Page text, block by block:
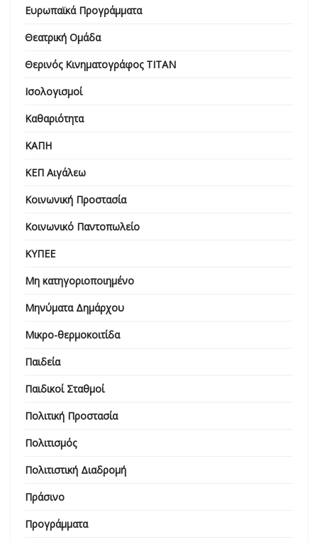
Ευρωπαϊκά Προγράμματα
Θεατρική Ομάδα
Θερινός Κινηματογράφος ΤΙΤΑΝ
Ισολογισμοί
Καθαριότητα
ΚΑΠΗ
ΚΕΠ Αιγάλεω
Κοινωνική Προστασία
Κοινωνικό Παντοπωλείο
ΚΥΠΕΕ
Μη κατηγοριοποιημένο
Μηνύματα Δημάρχου
Μικρο-θερμοκοιτίδα
Παιδεία
Παιδικοί Σταθμοί
Πολιτική Προστασία
Πολιτισμός
Πολιτιστική Διαδρομή
Πράσινο
Προγράμματα